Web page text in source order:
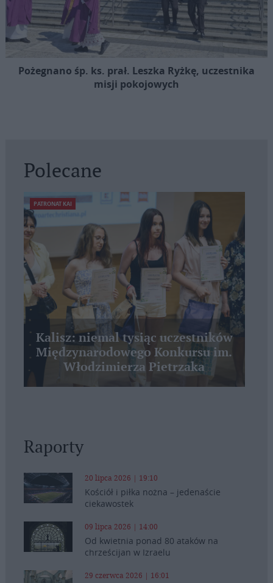
Pożegnano śp. ks. prał. Leszka Ryżkę, uczestnika
misji pokojowych
Polecane
PATRONAT KAI
Kalisz: niemal tysiąc uczestników
Międzynarodowego Konkursu im.
Włodzimierza Pietrzaka
Raporty
20 lipca 2026 | 19:10
Kościół i piłka nożna – jedenaście
ciekawostek
09 lipca 2026 | 14:00
Od kwietnia ponad 80 ataków na
chrześcijan w Izraelu
29 czerwca 2026 | 16:01